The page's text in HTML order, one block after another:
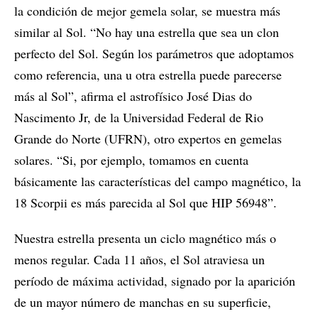
la condición de mejor gemela solar, se muestra más
similar al Sol. “No hay una estrella que sea un clon
perfecto del Sol. Según los parámetros que adoptamos
como referencia, una u otra estrella puede parecerse
más al Sol”, afirma el astrofísico José Dias do
Nascimento Jr, de la Universidad Federal de Rio
Grande do Norte (UFRN), otro expertos en gemelas
solares. “Si, por ejemplo, tomamos en cuenta
básicamente las características del campo magnético, la
18 Scorpii es más parecida al Sol que HIP 56948”.
Nuestra estrella presenta un ciclo magnético más o
menos regular. Cada 11 años, el Sol atraviesa un
período de máxima actividad, signado por la aparición
de un mayor número de manchas en su superficie,